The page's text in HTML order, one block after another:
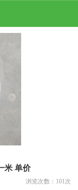
米 单价
浏览次数： 101 次